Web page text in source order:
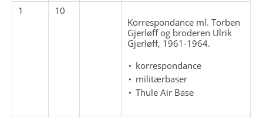
1
10
Korrespondance ml. Torben
Gjerløff og broderen Ulrik
Gjerløff, 1961-1964.
korrespondance
militærbaser
Thule Air Base